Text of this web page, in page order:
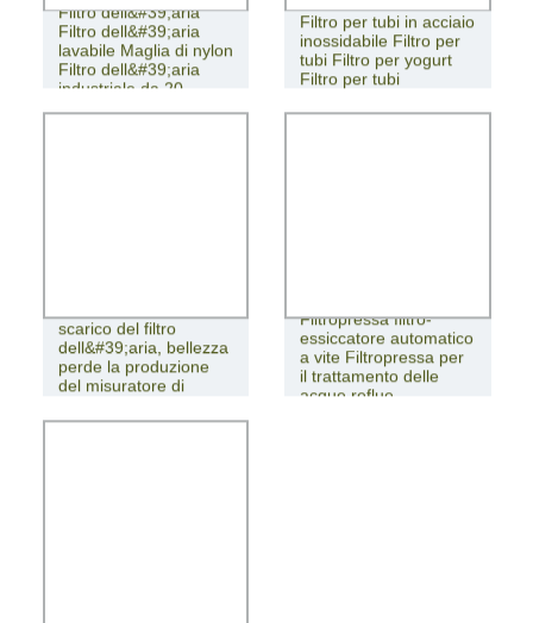
Filtro dell&#39;aria
Filtro dell&#39;aria
lavabile Maglia di nylon
Filtro dell&#39;aria
industriale da 20
Filtro per tubi in acciaio
inossidabile Filtro per
tubi Filtro per yogurt
Filtro per tubi
scarico del filtro
dell&#39;aria, bellezza
perde la produzione
del misuratore di
dell&#39;apparecchio
Filtropressa filtro-
essiccatore automatico
a vite Filtropressa per
il trattamento delle
acque reflue